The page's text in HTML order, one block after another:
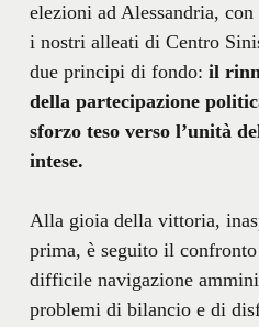
elezioni ad Alessandria, con
i nostri alleati di Centro
due principi di fondo: il
della partecipazione
sforzo teso verso l’unità
intese.
Alla gioia della vittoria,
prima, è seguito il
difficile navigazione
problemi di bilancio e di